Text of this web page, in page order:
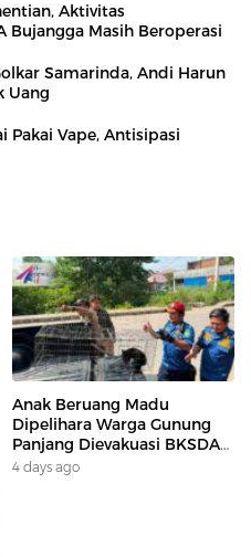
Aktivitas
Bujangga Masih Beroperasi
Samarinda, Andi Harun
Uang
Pakai Vape, Antisipasi
Anak Beruang Madu
Dipelihara Warga Gunung
Panjang Dievakuasi BKSDA
Dan DAMKAR
4 days ago